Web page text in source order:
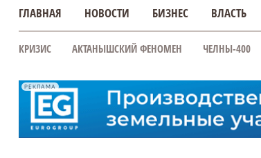
ГЛАВНАЯ НОВОСТИ БИЗНЕС ВЛАСТЬ
КРИЗИС АКТАНЫШСКИЙ ФЕНОМЕН ЧЕЛНЫ-400
РЕКЛАМА